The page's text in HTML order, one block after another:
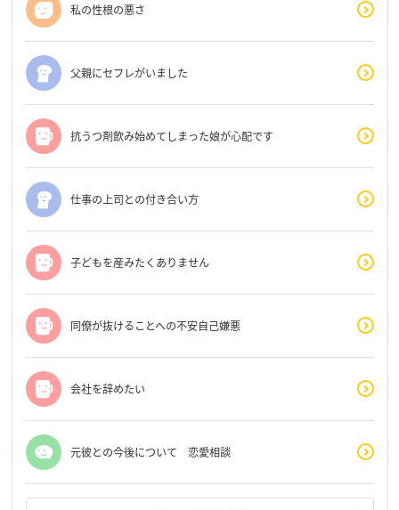
私の性根の悪さ
父親にセフレがいました
抗うつ剤飲み始めてしまった娘が心配です
仕事の上司との付き合い方
子どもを産みたくありません
同僚が抜けることへの不安自己嫌悪
会社を辞めたい
元彼との今後について 恋愛相談